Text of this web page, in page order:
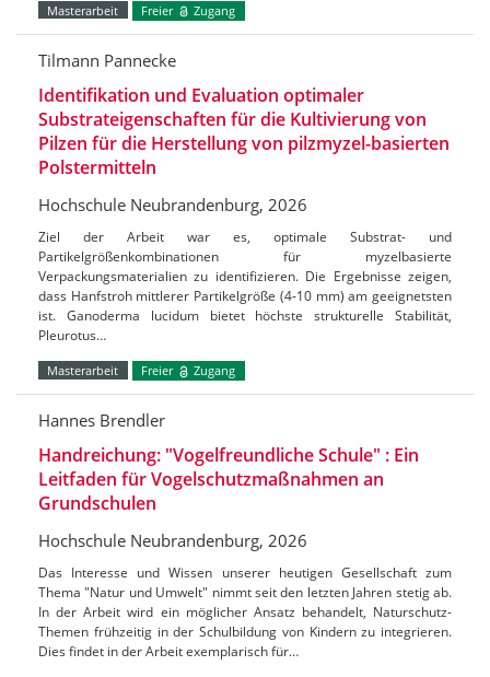
Masterarbeit Freier Zugang
Tilmann Pannecke
Identifikation und Evaluation optimaler
Substrateigenschaften für die Kultivierung von
Pilzen für die Herstellung von pilzmyzel-basierten
Polstermitteln
Hochschule Neubrandenburg, 2026
Ziel der Arbeit war es, optimale Substrat- und
Partikelgrößenkombinationen für myzelbasierte
Verpackungsmaterialien zu identifizieren. Die Ergebnisse zeigen,
dass Hanfstroh mittlerer Partikelgröße (4-10 mm) am geeignetsten
ist. Ganoderma lucidum bietet höchste strukturelle Stabilität,
Pleurotus…
Masterarbeit Freier Zugang
Hannes Brendler
Handreichung: "Vogelfreundliche Schule" : Ein
Leitfaden für Vogelschutzmaßnahmen an
Grundschulen
Hochschule Neubrandenburg, 2026
Das Interesse und Wissen unserer heutigen Gesellschaft zum
Thema "Natur und Umwelt" nimmt seit den letzten Jahren stetig ab.
In der Arbeit wird ein möglicher Ansatz behandelt, Naturschutz-
Themen frühzeitig in der Schulbildung von Kindern zu integrieren.
Dies findet in der Arbeit exemplarisch für…